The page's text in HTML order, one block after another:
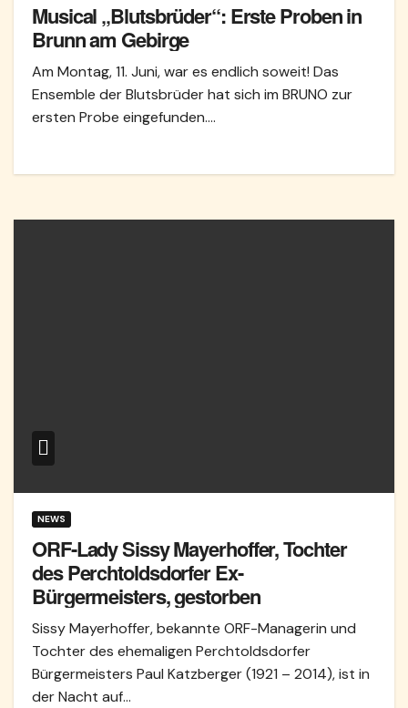
Musical „Blutsbrüder“: Erste Proben in
Brunn am Gebirge
Am Montag, 11. Juni, war es endlich soweit! Das
Ensemble der Blutsbrüder hat sich im BRUNO zur
ersten Probe eingefunden.…
NEWS
ORF-Lady Sissy Mayerhoffer, Tochter
des Perchtoldsdorfer Ex-
Bürgermeisters, gestorben
Sissy Mayerhoffer, bekannte ORF-Managerin und
Tochter des ehemaligen Perchtoldsdorfer
Bürgermeisters Paul Katzberger (1921 – 2014), ist in
der Nacht auf…